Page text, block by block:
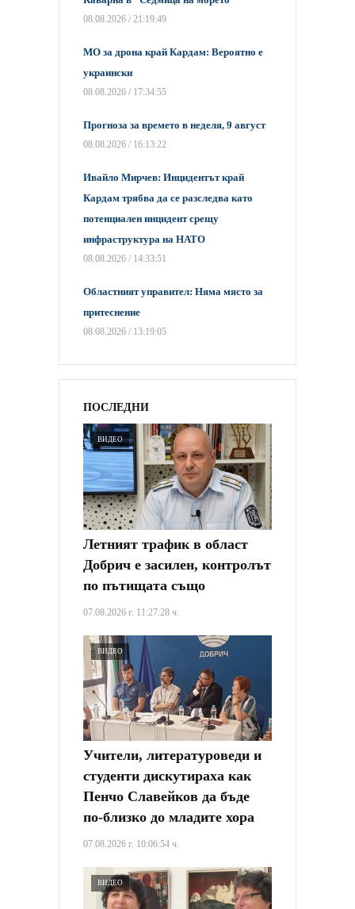
08.08.2026 / 21:19:49
МО за дрона край Кардам: Вероятно е
украински
08.08.2026 / 17:34:55
Прогноза за времето в неделя, 9 август
08.08.2026 / 16:13:22
Ивайло Мирчев: Инцидентът край
Кардам трябва да се разследва като
потенциален инцидент срещу
инфраструктура на НАТО
08.08.2026 / 14:33:51
Областният управител: Няма място за
притеснение
08.08.2026 / 13:19:05
ПОСЛЕДНИ
ВИДЕО
Летният трафик в област
Добрич е засилен, контролът
по пътищата също
07.08.2026 г. 11:27:28 ч.
ВИДЕО
Учители, литературоведи и
студенти дискутираха как
Пенчо Славейков да бъде
по-близко до младите хора
07.08.2026 г. 10:06:54 ч.
ВИДЕО